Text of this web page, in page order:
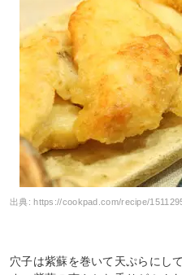
出典: https://cookpad.com/recipe/
穴子は紫蘇を巻いて天ぷらにし